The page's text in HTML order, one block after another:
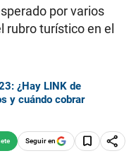
por varios
rubro turístico en el
¿Hay LINK de
y cuándo cobrar
Seguir en